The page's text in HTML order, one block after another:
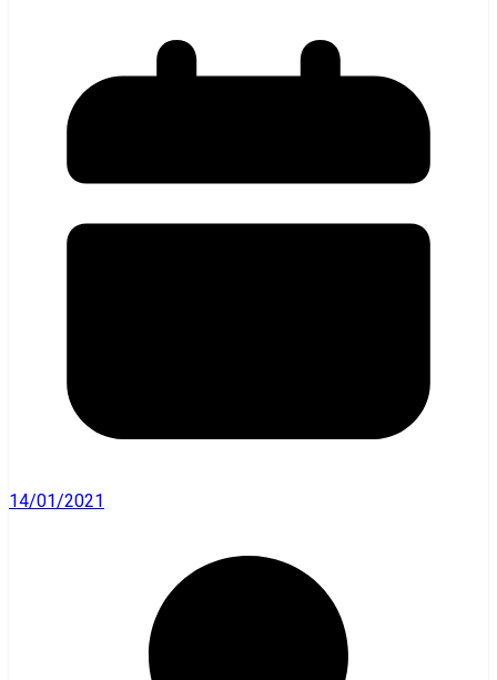
14/01/2021